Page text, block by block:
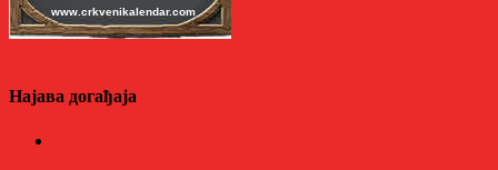
Најава догађаја